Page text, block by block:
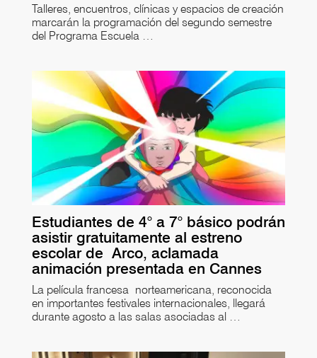
Talleres, encuentros, clínicas y espacios de creación
marcarán la programación del segundo semestre
del Programa Escuela …
Estudiantes de 4° a 7° básico podrán
asistir gratuitamente al estreno
escolar de Arco, aclamada
animación presentada en Cannes
La película francesa norteamericana, reconocida
en importantes festivales internacionales, llegará
durante agosto a las salas asociadas al …